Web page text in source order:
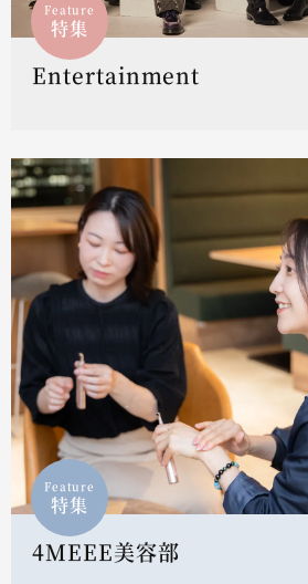
Feature
特集
Entertainment
Feature
特集
4MEEE美容部